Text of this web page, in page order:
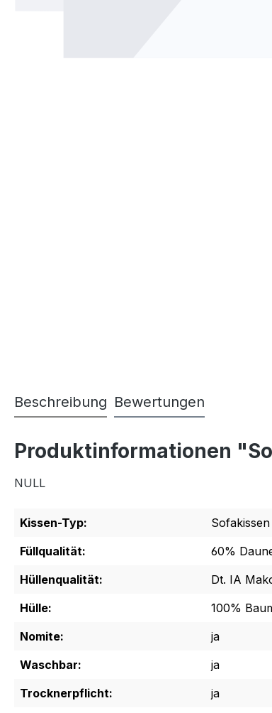
Beschreibung Bewertungen
Produktinformationen
NULL
Kissen-Typ:
Sofakissen
Füllqualität:
60%
Hüllenqualität:
Dt. IA
Hülle:
100%
Nomite:
ja
Waschbar:
ja
Trocknerpflicht:
ja